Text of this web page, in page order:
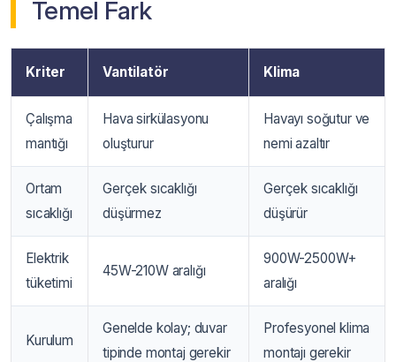
Temel Fark
Kriter Vantilatör Klima
Çalışma
mantığı
Hava sirkülasyonu
oluşturur
Havayı soğutur ve
nemi azaltır
Ortam
sıcaklığı
Gerçek sıcaklığı
düşürmez
Gerçek sıcaklığı
düşürür
Elektrik
tüketimi
45W-210W aralığı
900W-2500W+
aralığı
Kurulum
Genelde kolay; duvar
tipinde montaj gerekir
Profesyonel klima
montajı gerekir